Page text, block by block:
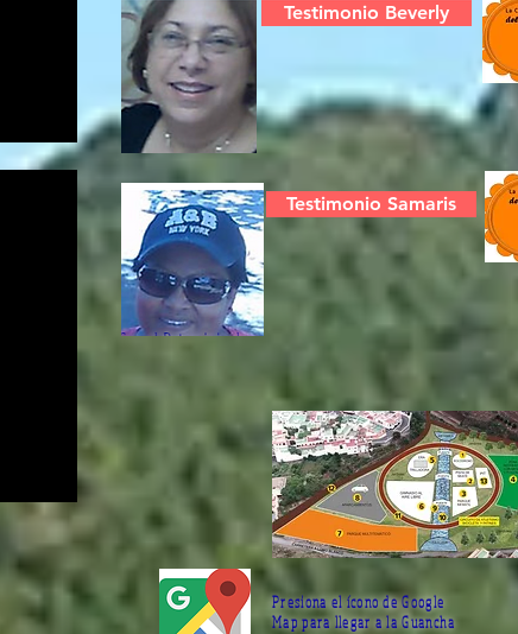
Testimonio Beverly
Presiona el ícono de Google
Map para llegar a la Guancha
Testimonio Samaris